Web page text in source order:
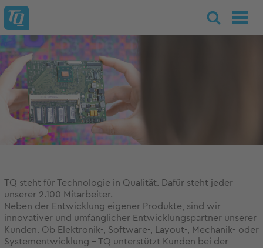
TQ steht für Technologie in Qualität. Dafür steht jeder
unserer 2.100 Mitarbeiter.
Neben der Entwicklung eigener Produkte, sind wir
innovativer und umfänglicher Entwicklungspartner unserer
Kunden. Ob Elektronik-, Software-, Layout-, Mechanik- oder
Systementwicklung - TQ unterstützt Kunden bei der